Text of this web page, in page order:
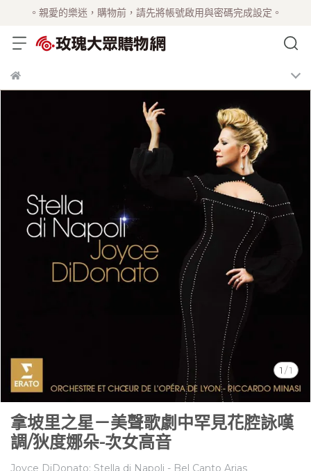
。親愛的樂迷，購物前，請先將帳號啟用與密碼完成設定。
1 /1
拿坡里之星－美聲歌劇中罕見花腔詠嘆
調/狄度娜朵-次女高音
Joyce DiDonato: Stella di Napoli - Bel Canto Arias